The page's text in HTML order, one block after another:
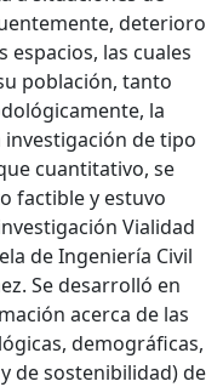
deterioro
las cuales
población, tanto
la
de tipo
cuantitativo, se
factible y estuvo
Vialidad
de Ingeniería Civil
Se desarrolló en
acerca de las
demográficas,
de sostenibilidad) de